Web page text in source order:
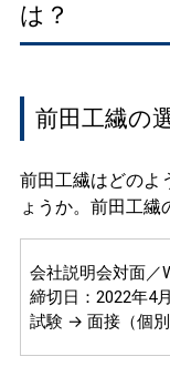
は？
前田工繊の
前田工繊はどのよ
ょうか。前田工繊
会社説明会対面／
締切日：2022年4
試験 → 面接（個